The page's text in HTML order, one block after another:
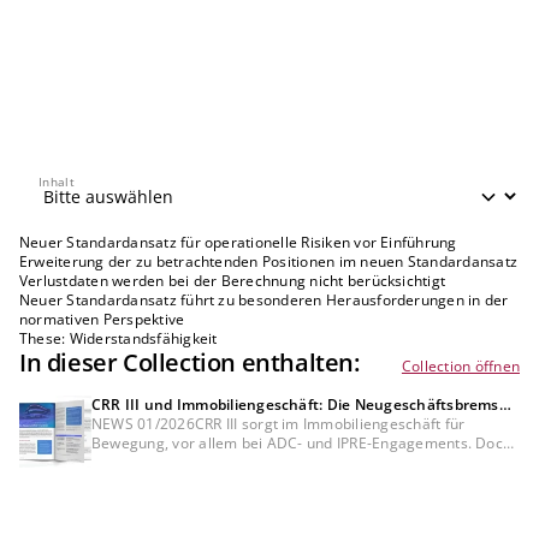
Inhalt
Inhalt
Neuer Standardansatz für operationelle Risiken vor Einführung
Erweiterung der zu betrachtenden Positionen im neuen Standardansatz
Verlustdaten werden bei der Berechnung nicht berücksichtigt
Neuer Standardansatz führt zu besonderen Herausforderungen in der
normativen Perspektive
These: Widerstandsfähigkeit
In dieser Collection enthalten:
Collection öffnen
CRR III und Immobiliengeschäft: Die Neugeschäftsbremse
lösen
NEWS 01/2026CRR III sorgt im Immobiliengeschäft für
Bewegung, vor allem bei ADC- und IPRE-Engagements. Doch